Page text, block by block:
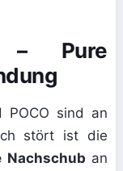
– Pure
POCO sind an
stört ist die
Nachschub an